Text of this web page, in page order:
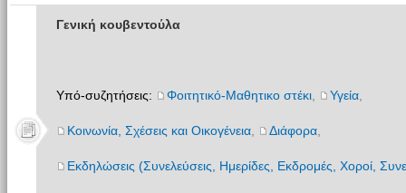
Γενική κουβεντούλα
Υπό-συζητήσεις: Φοιτητικό-Μαθητικο στέκι, Υγεία,
Κοινωνία, Σχέσεις και Οικογένεια, Διάφορα,
Εκδηλώσεις (Συνελεύσεις, Ημερίδες, Εκδρομές, Χοροί,